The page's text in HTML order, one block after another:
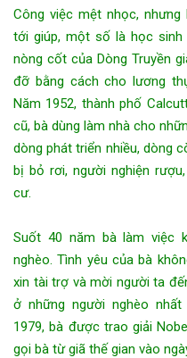
Công việc mệt nhọc,
tới giúp, một số là học
nòng cốt của Dòng Truyền
đỡ bằng cách cho lương
Năm 1952, thành phố
cũ, bà dùng làm nhà cho
dòng phát triển nhiều, dòng
bị bỏ rơi, người nghiện
cư.
Suốt 40 năm bà làm việc
nghèo. Tình yêu của bà
xin tài trợ và mời người ta
ở những người nghèo
1979, bà được trao giải
gọi bà từ giã thế gian vào